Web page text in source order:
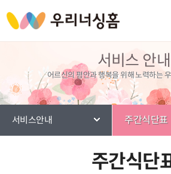
서비스 안내
어르신의 평안과 행복을 위해 노력하는
서비스안내 주간식단표
주간식단